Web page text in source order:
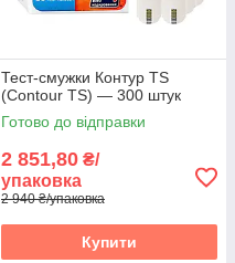
Тест-смужки Контур TS
(Contour TS) — 300 штук
Готово до відправки
2 851,80 ₴/
упаковка
2 940 ₴/упаковка
Купити